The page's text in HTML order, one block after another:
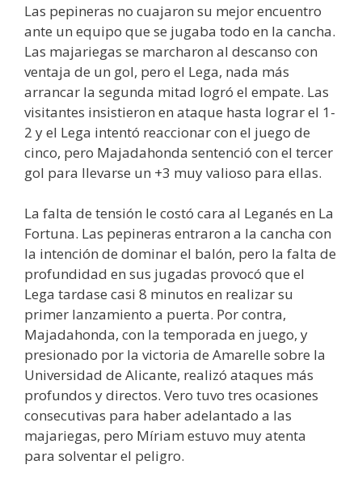
Las pepineras no cuajaron su mejor encuentro
ante un equipo que se jugaba todo en la cancha.
Las majariegas se marcharon al descanso con
ventaja de un gol, pero el Lega, nada más
arrancar la segunda mitad logró el empate. Las
visitantes insistieron en ataque hasta lograr el 1-
2 y el Lega intentó reaccionar con el juego de
cinco, pero Majadahonda sentenció con el tercer
gol para llevarse un +3 muy valioso para ellas.
La falta de tensión le costó cara al Leganés en La
Fortuna. Las pepineras entraron a la cancha con
la intención de dominar el balón, pero la falta de
profundidad en sus jugadas provocó que el
Lega tardase casi 8 minutos en realizar su
primer lanzamiento a puerta. Por contra,
Majadahonda, con la temporada en juego, y
presionado por la victoria de Amarelle sobre la
Universidad de Alicante, realizó ataques más
profundos y directos. Vero tuvo tres ocasiones
consecutivas para haber adelantado a las
majariegas, pero Míriam estuvo muy atenta
para solventar el peligro.